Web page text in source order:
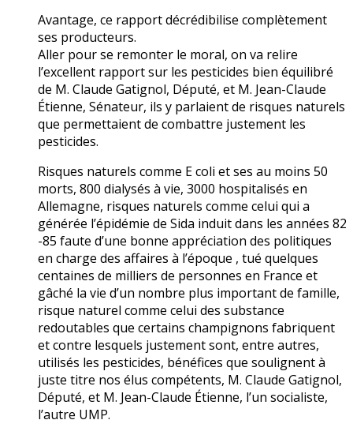
Avantage, ce rapport décrédibilise complètement
ses producteurs.
Aller pour se remonter le moral, on va relire
l’excellent rapport sur les pesticides bien équilibré
de M. Claude Gatignol, Député, et M. Jean-Claude
Étienne, Sénateur, ils y parlaient de risques naturels
que permettaient de combattre justement les
pesticides.
Risques naturels comme E coli et ses au moins 50
morts, 800 dialysés à vie, 3000 hospitalisés en
Allemagne, risques naturels comme celui qui a
générée l’épidémie de Sida induit dans les années 82
-85 faute d’une bonne appréciation des politiques
en charge des affaires à l’époque , tué quelques
centaines de milliers de personnes en France et
gâché la vie d’un nombre plus important de famille,
risque naturel comme celui des substance
redoutables que certains champignons fabriquent
et contre lesquels justement sont, entre autres,
utilisés les pesticides, bénéfices que soulignent à
juste titre nos élus compétents, M. Claude Gatignol,
Député, et M. Jean-Claude Étienne, l’un socialiste,
l’autre UMP.